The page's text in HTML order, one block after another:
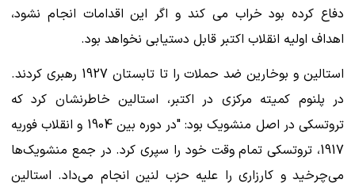
دفاع کرده بود خراب می کند و اگر این اقدامات انجام نشود،
اهداف اولیه انقلاب اکتبر قابل دستیابی نخواهد بود.
استالین و بوخارین ضد حملات را تا تابستان 1927 رهبری کردند.
در پلنوم کمیته مرکزی در اکتبر، استالین خاطرنشان کرد که
تروتسکی در اصل منشویک بود: "در دوره بین 1904 و انقلاب فوریه
1917، تروتسکی تمام وقت خود را سپری کرد. در جمع منشویک‌ها
می‌چرخید و کارزاری را علیه حزب لنین انجام می‌داد. استالین